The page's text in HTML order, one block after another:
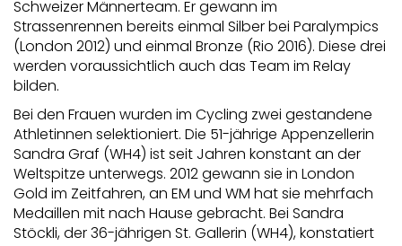
Schweizer Männerteam. Er gewann im
Strassenrennen bereits einmal Silber bei Paralympics
(London 2012) und einmal Bronze (Rio 2016). Diese drei
werden voraussichtlich auch das Team im Relay
bilden.
Bei den Frauen wurden im Cycling zwei gestandene
Athletinnen selektioniert. Die 51-jährige Appenzellerin
Sandra Graf (WH4) ist seit Jahren konstant an der
Weltspitze unterwegs. 2012 gewann sie in London
Gold im Zeitfahren, an EM und WM hat sie mehrfach
Medaillen mit nach Hause gebracht. Bei Sandra
Stöckli, der 36-jährigen St. Gallerin (WH4), konstatiert